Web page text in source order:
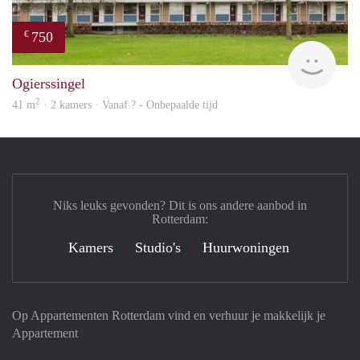
€ 750
Ogierssingel
41 m2 · 2 kamers · Vanaf ? - Onbepaalde tijd
Op Appartementen Rotterdam vind en verhuur je makkelijk je
Appartement
Niks leuks gevonden? Dit is ons andere aanbod in
Rotterdam:
Kamers Studio's Huurwoningen